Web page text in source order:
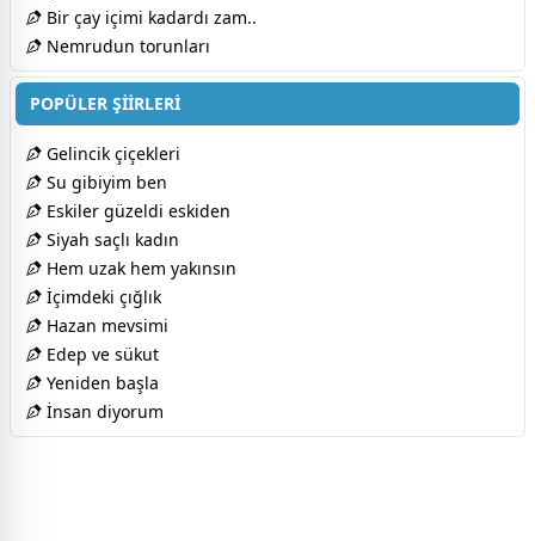
Bir çay içimi kadardı zam..
Nemrudun torunları
POPÜLER ŞİİRLERİ
Gelincik çiçekleri
Su gibiyim ben
Eskiler güzeldi eskiden
Siyah saçlı kadın
Hem uzak hem yakınsın
İçimdeki çığlık
Hazan mevsimi
Edep ve sükut
Yeniden başla
İnsan diyorum